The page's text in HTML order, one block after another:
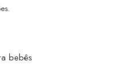
bebês